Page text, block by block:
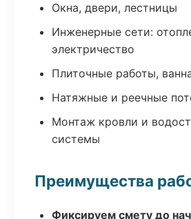
Окна, двери, лестницы
Инженерные сети:
электричество
Плиточные работы,
Натяжные и реечные
Монтаж кровли и
системы
Преимущества
Фиксируем смету до